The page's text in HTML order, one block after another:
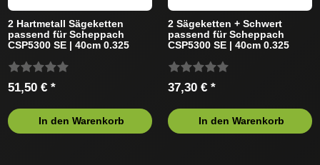
2 Hartmetall Sägeketten
passend für Scheppach
CSP5300 SE | 40cm 0.325
51,50 € *
In den Warenkorb
2 Sägeketten + Schwert
passend für Scheppach
CSP5300 SE | 40cm 0.325
37,30 € *
In den Warenkorb